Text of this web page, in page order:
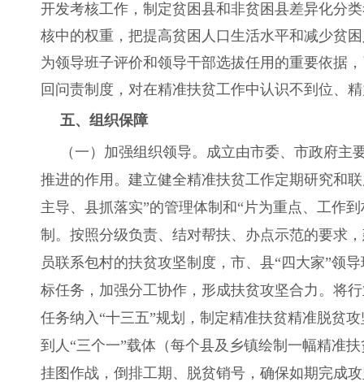
开发考核工作，制定贫困县和非贫困县差异化分
核中的权重，把提高贫困人口生活水平和减少贫
为领导班子评价和领导干部选拔任用的重要依据
回问责制度，对在精准扶贫工作中认识不到位、
五、组织保障
（一）加强组织领导。成立由市委、市政府
推进的作用。建立健全精准扶贫工作定期研究和
主导、县抓落实”的管理体制和“片为重点、工作
制。按照分级负责、结对帮扶、办点示范的要求
员联系包村的扶贫攻坚制度，市、县“四大家”领
标任务，加强分工协作，形成扶贫攻坚合力。将
任务纳入“十三五”规划，制定精准扶贫精准脱贫
到人“三个一”载体（每个县及乡镇绘制一幅精准
挂图作战，倒排工期、脱贫销号，确保如期完成